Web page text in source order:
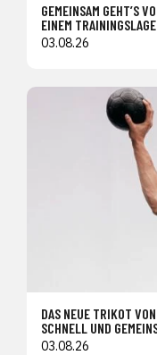
GEMEINSAM GEHT’S
EINEM
03.08.26
DAS NEUE TRIKOT
SCHNELL UND
03.08.26